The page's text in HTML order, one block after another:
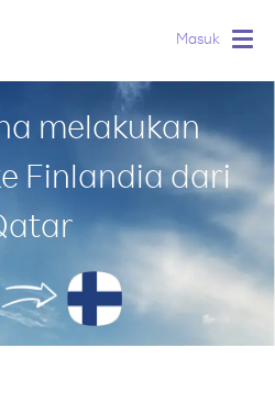
Masuk
melakukan
Finlandia dari